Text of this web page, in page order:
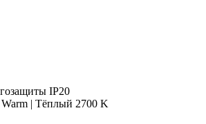
IP20
Warm | Тёплый 2700 K